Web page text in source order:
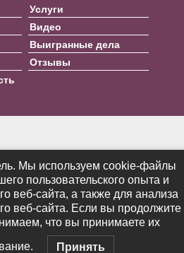
Услуги
Видео
Выигранные дела
Отзывы
Мы используем cookie-файлы
пользовательского опыта и
веб-сайта, а также для анализа
веб-сайта. Если вы продолжите
что вы принимаете их
Принять
Мы используем cookie-файлы
пользовательского опыта и
веб-сайта, а также для анализа
веб-сайта. Если вы продолжите
что вы принимаете их
Принять